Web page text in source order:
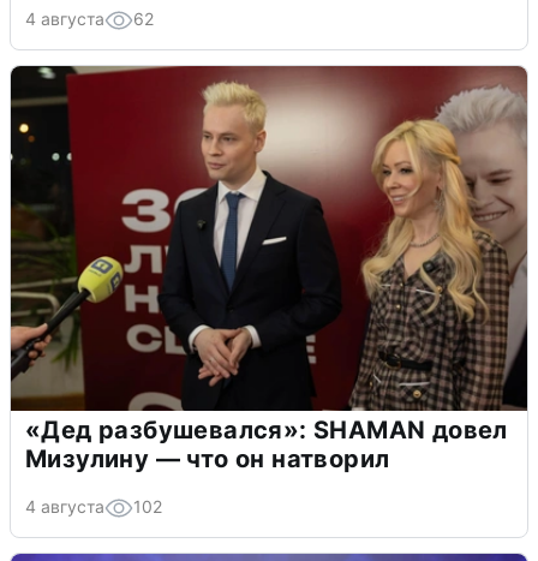
4 августа 62
«Дед разбушевался»: SHAMAN довел
Мизулину — что он натворил
4 августа 102